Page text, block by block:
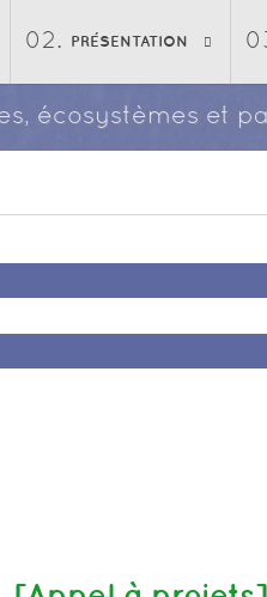
PRÉSENTATION
écosystèmes et